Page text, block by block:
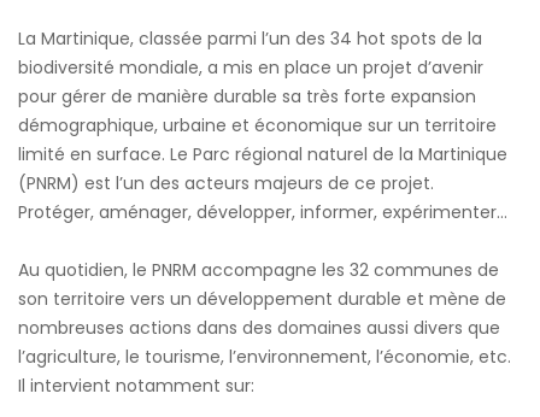
La Martinique, classée parmi l’un des 34 hot spots de la
biodiversité mondiale, a mis en place un projet d’avenir
pour gérer de manière durable sa très forte expansion
démographique, urbaine et économique sur un territoire
limité en surface. Le Parc régional naturel de la Martinique
(PNRM) est l’un des acteurs majeurs de ce projet.
Protéger, aménager, développer, informer, expérimenter…
Au quotidien, le PNRM accompagne les 32 communes de
son territoire vers un développement durable et mène de
nombreuses actions dans des domaines aussi divers que
l’agriculture, le tourisme, l’environnement, l’économie, etc.
Il intervient notamment sur: